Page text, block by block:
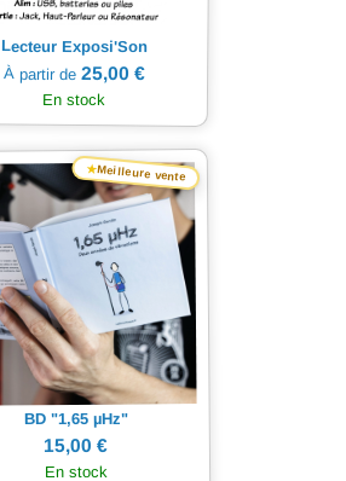
Lecteur Exposi'Son
À partir de 25,00 €
En stock
★Meilleure vente
BD "1,65 µHz"
15,00 €
En stock